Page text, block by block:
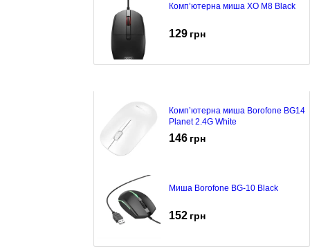
Комп’ютерна миша XO M8 Black
129 грн
Комп’ютерна миша Borofone BG14
Planet 2.4G White
146 грн
Миша Borofone BG-10 Black
152 грн